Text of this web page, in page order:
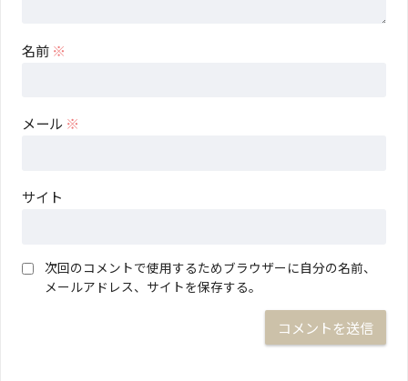
名前 ※
メール ※
サイト
次回のコメントで使用するためブラウザーに自分の名前、
メールアドレス、サイトを保存する。